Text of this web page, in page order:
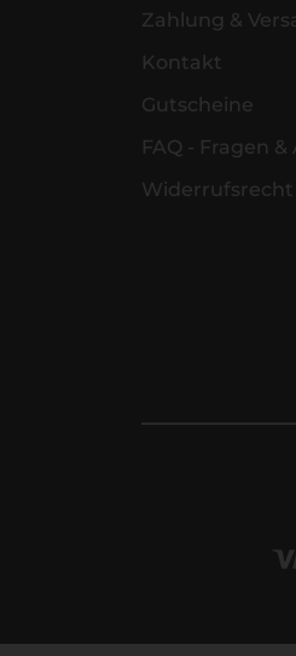
Zahlung &
Kontakt
Gutscheine
FAQ - Fragen
Widerrufsrecht